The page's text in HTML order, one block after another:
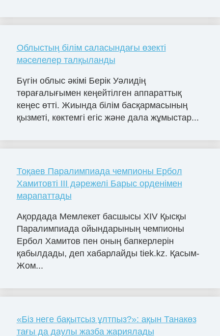
Облыстың білім саласындағы өзекті
мәселелер талқыланды
Бүгін облыс әкімі Берік Уәлидің
төрағалығымен кеңейтілген аппараттық
кеңес өтті. Жиында білім басқармасының
қызметі, көктемгі егіс және дала жұмыстар...
Тоқаев Паралимпиада чемпионы Ербол
Хамитовті III дәрежелі Барыс орденімен
марапаттады
Ақордада Мемлекет басшысы ХІV Қысқы
Паралимпиада ойындарының чемпионы
Ербол Хамитов пен оның бапкерлерін
қабылдады, деп хабарлайды tiek.kz. Қасым-
Жом...
«Біз неге бақытсыз ұлтпыз?»: ақын Танакөз
тағы да даулы жазба жариялады